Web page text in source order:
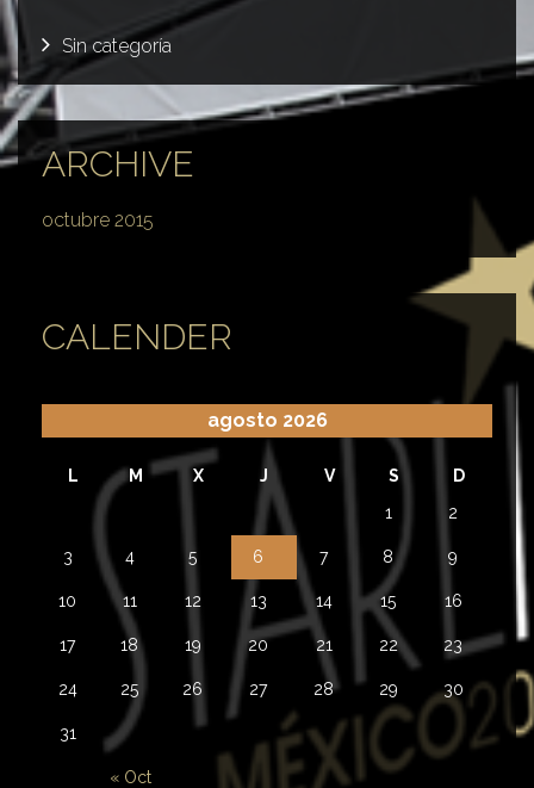
Sin categoría
ARCHIVE
octubre 2015
CALENDER
agosto 2026
L M X J V S D
« Oct
1 2
3 4 5 6 7 8 9
10 11 12 13 14 15 16
17 18 19 20 21 22 23
24 25 26 27 28 29 30
31